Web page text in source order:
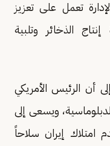
تعمل على تعزيز
إنتاج الذخائر وتلبية
أن الرئيس الأمريكي
ويسعى إلى
إيران سلاحاً